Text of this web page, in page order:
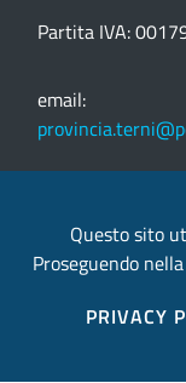
Partita IVA:
email:
Sito web
Questo sito
Proseguendo
PRIVACY